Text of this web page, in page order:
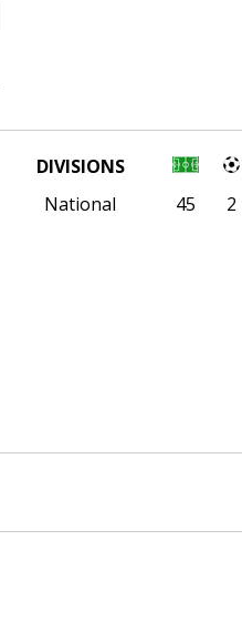
DIVISIONS
National
45 2